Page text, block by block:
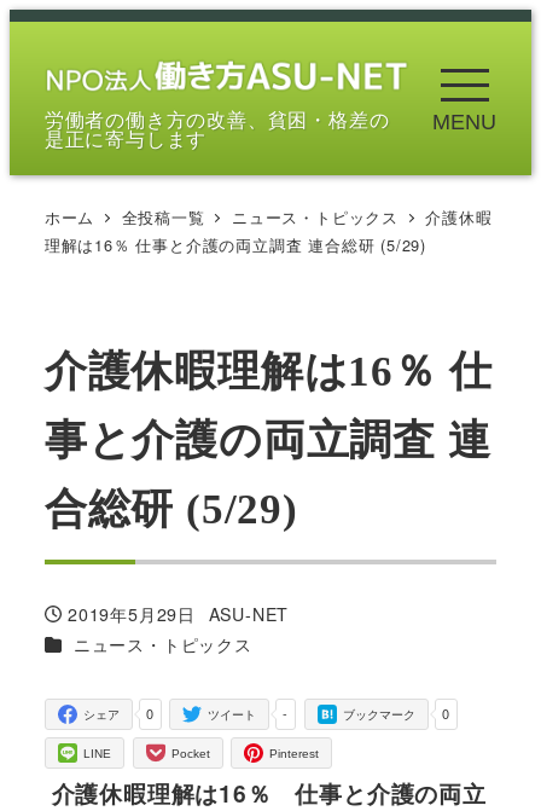
メ
労働者の働き方の改善、貧困・格差の
是正に寄与します
MENU
ホーム 全投稿一覧 ニュース・トピックス
介護休暇
理解は16％ 仕事と介護の両立調査 連合総研 (5/29)
介護休暇理解は16％ 仕
事と介護の両立調査 連
合総研 (5/29)
投稿日
2019年5月29日
著
者
ASU-NET
カテゴリー
ニュース・トピックス
0
シェア -
ツイート 0
ブックマーク
LINE Pocket Pinterest
介護休暇理解は16％ 仕事と介護の両立